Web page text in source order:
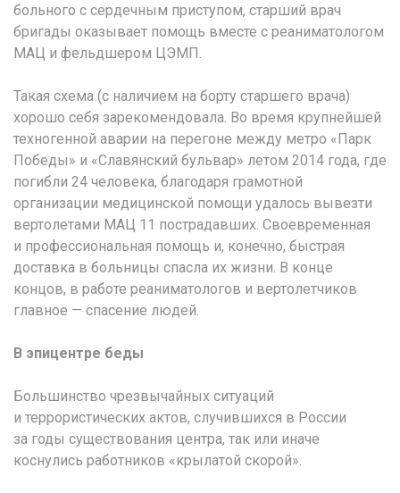
больного с сердечным приступом, старший врач
бригады оказывает помощь вместе с реаниматологом
МАЦ и фельдшером ЦЭМП.
Такая схема (с наличием на борту старшего врача)
хорошо себя зарекомендовала. Во время крупнейшей
техногенной аварии на перегоне между метро «Парк
Победы» и «Славянский бульвар» летом 2014 года, где
погибли 24 человека, благодаря грамотной
организации медицинской помощи удалось вывезти
вертолетами МАЦ 11 пострадавших. Своевременная
и профессиональная помощь и, конечно, быстрая
доставка в больницы спасла их жизни. В конце
концов, в работе реаниматологов и вертолетчиков
главное — спасение людей.
В эпицентре беды
Большинство чрезвычайных ситуаций
и террористических актов, случившихся в России
за годы существования центра, так или иначе
коснулись работников «крылатой скорой».